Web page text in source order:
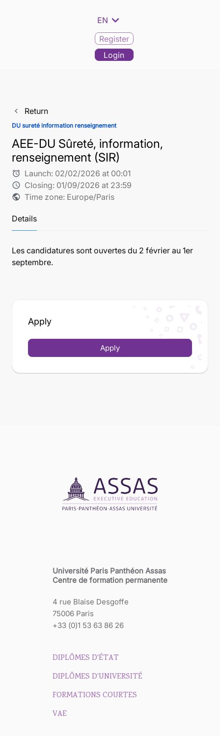
EN expand_more
Register
Login
navigate_before Return
DU sureté information renseignement
AEE-DU Sûreté, information,
renseignement (SIR)
alarm Launch: 02/02/2026 at 00:01
schedule Closing: 01/09/2026 at 23:59
public Time zone: Europe/Paris
Details
Les candidatures sont ouvertes du 2 février au 1er
septembre.
Apply
Apply
Université Paris Panthéon Assas
Centre de formation permanente
4 rue Blaise Desgoffe
75006 Paris
+33 (0)1 53 63 86 26
DIPLÔMES D'ÉTAT
DIPLÔMES D'UNIVERSITÉ
FORMATIONS COURTES
VAE